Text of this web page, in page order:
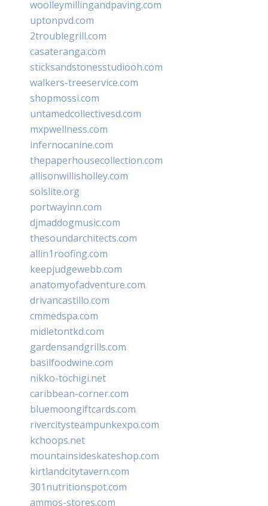
woolleymillingandpaving.com
uptonpvd.com
2troublegrill.com
casateranga.com
sticksandstonesstudiooh.com
walkers-treeservice.com
shopmossi.com
untamedcollectivesd.com
mxpwellness.com
infernocanine.com
thepaperhousecollection.com
allisonwillisholley.com
solslite.org
portwayinn.com
djmaddogmusic.com
thesoundarchitects.com
allin1roofing.com
keepjudgewebb.com
anatomyofadventure.com
drivancastillo.com
cmmedspa.com
midletontkd.com
gardensandgrills.com
basilfoodwine.com
nikko-tochigi.net
caribbean-corner.com
bluemoongiftcards.com
rivercitysteampunkexpo.com
kchoops.net
mountainsideskateshop.com
kirtlandcitytavern.com
301nutritionspot.com
ammos-stores.com